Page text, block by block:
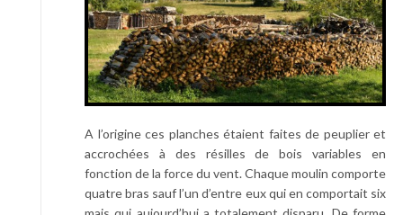
A l’origine ces planches étaient faites de peuplier et
accrochées à des résilles de bois variables en
fonction de la force du vent. Chaque moulin comporte
quatre bras sauf l’un d’entre eux qui en comportait six